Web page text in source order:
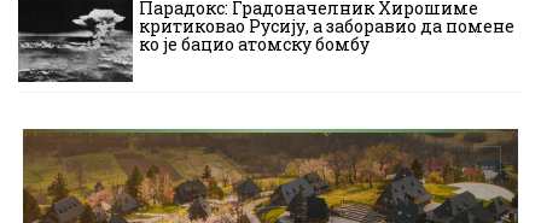
Парадокс: Градоначелник Хирошиме
критиковао Русију, а заборавио да помене
ко је бацио атомску бомбу